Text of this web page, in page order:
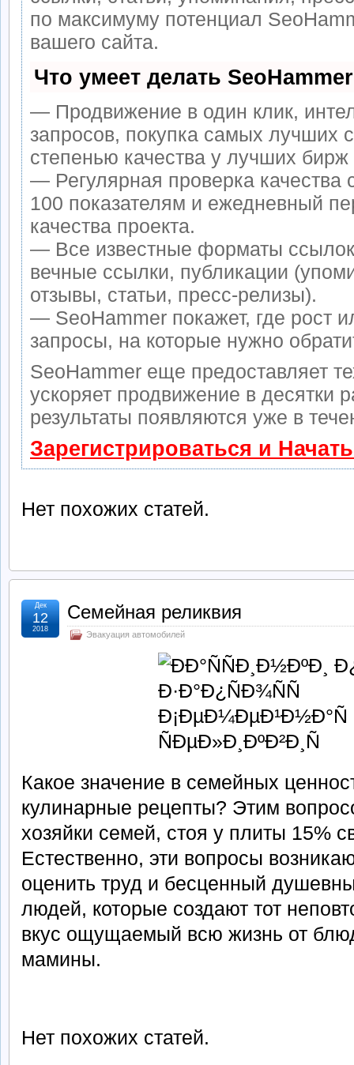
по максимуму потенциал
вашего сайта.
Что умеет делать SeoHammer
— Продвижение в один клик,
запросов, покупка самых лучших
степенью качества у лучших
— Регулярная проверка качества
100 показателям и ежедневный
качества проекта.
— Все известные форматы
вечные ссылки, публикации
отзывы, статьи, пресс-релизы).
— SeoHammer покажет, где рост
запросы, на которые нужно
SeoHammer еще предоставляет
ускоряет продвижение в десятки
результаты появляются уже в
Зарегистрироваться и
Нет похожих статей.
Семейная реликвия
Эвакуация автомобилей
Дек
12
2018
Какое значение в семейных
кулинарные рецепты? Этим
хозяйки семей, стоя у плиты 15%
Естественно, эти вопросы
оценить труд и бесценный
людей, которые создают тот
вкус ощущаемый всю жизнь от
мамины.
Нет похожих статей.